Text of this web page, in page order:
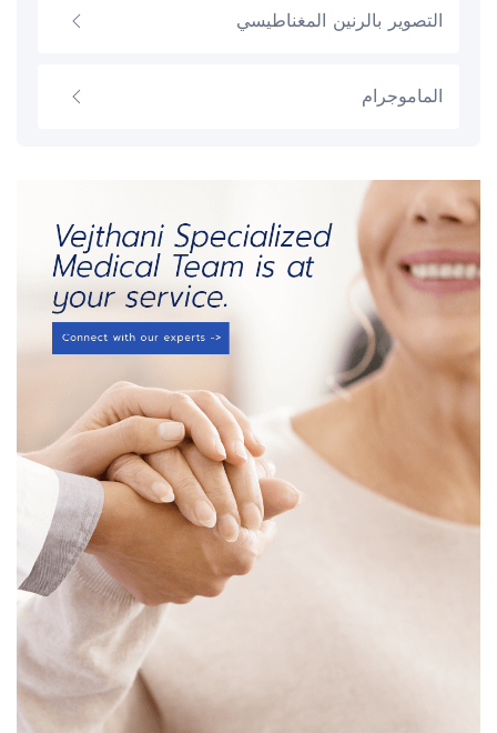
التصوير بالرنين المغناطيسي
الماموجرام